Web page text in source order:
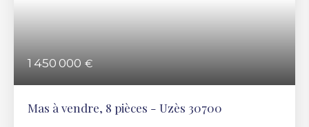
1 450 000 €
Mas à vendre, 8 pièces - Uzès 30700